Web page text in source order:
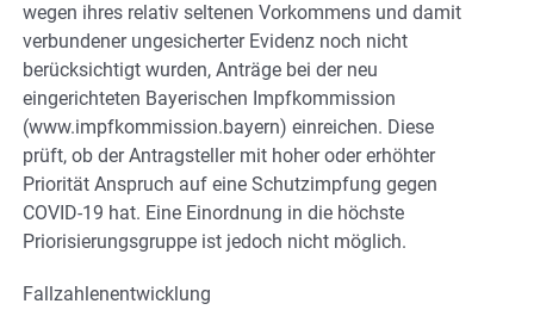
wegen ihres relativ seltenen Vorkommens und damit
verbundener ungesicherter Evidenz noch nicht
berücksichtigt wurden, Anträge bei der neu
eingerichteten Bayerischen Impfkommission
(www.impfkommission.bayern) einreichen. Diese
prüft, ob der Antragsteller mit hoher oder erhöhter
Priorität Anspruch auf eine Schutzimpfung gegen
COVID-19 hat. Eine Einordnung in die höchste
Priorisierungsgruppe ist jedoch nicht möglich.
Fallzahlenentwicklung